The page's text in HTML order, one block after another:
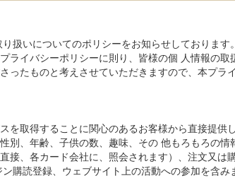
扱いについてのポリシーをお知らせしておりま
イバシーポリシーに則り、皆様の個 人情報の
たものと考えさせていただきますので、本プラ
取得することに関心のあるお客様から直接提
、年齢、子供の数、趣味、その 他もろもろの
、各カード会社に、照会されます）、注文又
読登録、ウェブサイト上の活動への参加を含み